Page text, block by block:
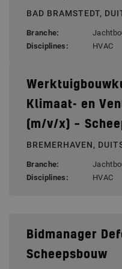
BAD BRAMSTEDT,
Branche:
Disciplines:
HVAC
Klimaat- en
(m/v/x) –
BREMERHAVEN,
Branche:
Disciplines:
HVAC
Bidmanager
Scheepsbouw